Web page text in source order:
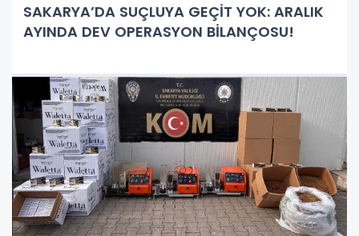
SAKARYA’DA SUÇLUYA GEÇİT YOK: ARALIK
AYINDA DEV OPERASYON BİLANÇOSU!